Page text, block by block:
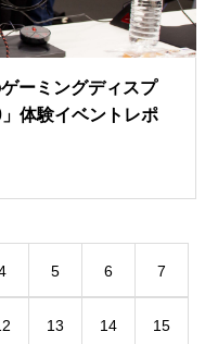
ーミングディスプ
体験イベントレポ
5 6 7
13 14 15